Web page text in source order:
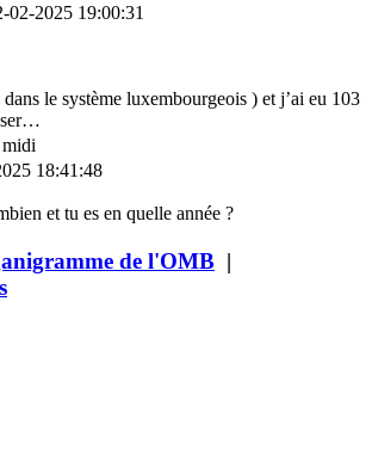
02-2025 19:00:31
le système luxembourgeois ) et j’ai eu 103
18:41:48
et tu es en quelle année ?
de l'OMB |